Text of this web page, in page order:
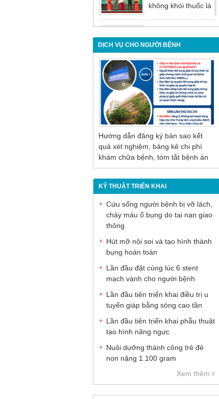
không khói thuốc lá
rào cản khiến việc
điều trị bị chậm trễ
Nội soi mật tụy
ngược dòng – Giải
pháp tối ưu cho
người bệnh sỏi ống
mật chủ
DỊCH VỤ CHO NGƯỜI BỆNH
Hướng dẫn đăng ký bản sao kết
quả xét nghiệm, bảng kê chi phí
khám chữa bệnh, tóm tắt bệnh án
KỸ THUẬT TRIỂN KHAI
Cứu sống người bệnh bị vỡ lách,
chảy máu ổ bụng do tai nạn giao
thông
Hút mỡ nội soi và tạo hình thành
bụng hoàn toàn
Lần đầu đặt cùng lúc 6 stent
mạch vành cho người bệnh
Lần đầu tiên triển khai điều trị u
tuyến giáp bằng sóng cao tần
Lần đầu tiên triển khai phẫu thuật
tạo hình nâng ngực
Nuôi dưỡng thành công trẻ đẻ
non nặng 1.100 gram
Xem thêm